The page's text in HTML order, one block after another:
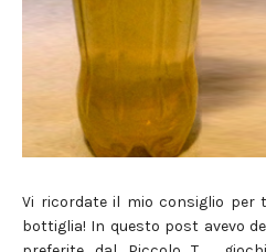
Vi ricordate il mio consiglio per
bottiglia! In questo post avevo